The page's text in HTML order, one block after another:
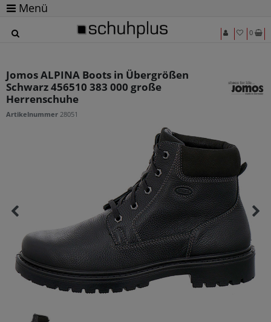
Menü
0
Jomos ALPINA Boots in Übergrößen
Schwarz 456510 383 000 große
Herrenschuhe
Artikelnummer 28051